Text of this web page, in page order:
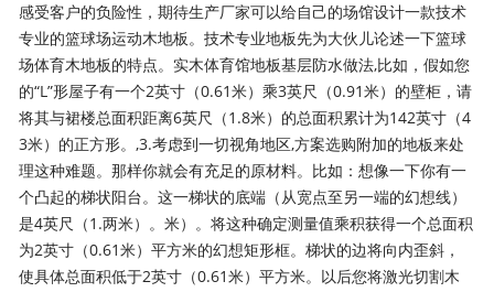
感受客户的负险性，期待生产厂家可以给自己的场馆设计一款技术
专业的篮球场运动木地板。技术专业地板先为大伙儿论述一下篮球
场体育木地板的特点。实木体育馆地板基层防水做法,比如，假如您
的“L”形屋子有一个2英寸（0.61米）乘3英尺（0.91米）的壁柜，请
将其与裙楼总面积距离6英尺（1.8米）的总面积累计为142英寸（4
3米）的正方形。,3.考虑到一切视角地区,方案选购附加的地板来处
理这种难题。那样你就会有充足的原材料。比如：想像一下你有一
个凸起的梯状阳台。这一梯状的底端（从宽点至另一端的幻想线）
是4英尺（1.两米）。米）。将这种确定测量值乘积获得一个总面积
为2英寸（0.61米）平方米的幻想矩形框。梯状的边将向内歪斜，
使具体总面积低于2英寸（0.61米）平方米。以后您将激光切割木